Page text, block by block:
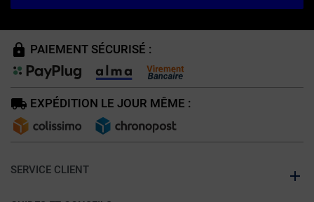
PAIEMENT SÉCURISÉ :
EXPÉDITION LE JOUR MÊME :
SERVICE CLIENT